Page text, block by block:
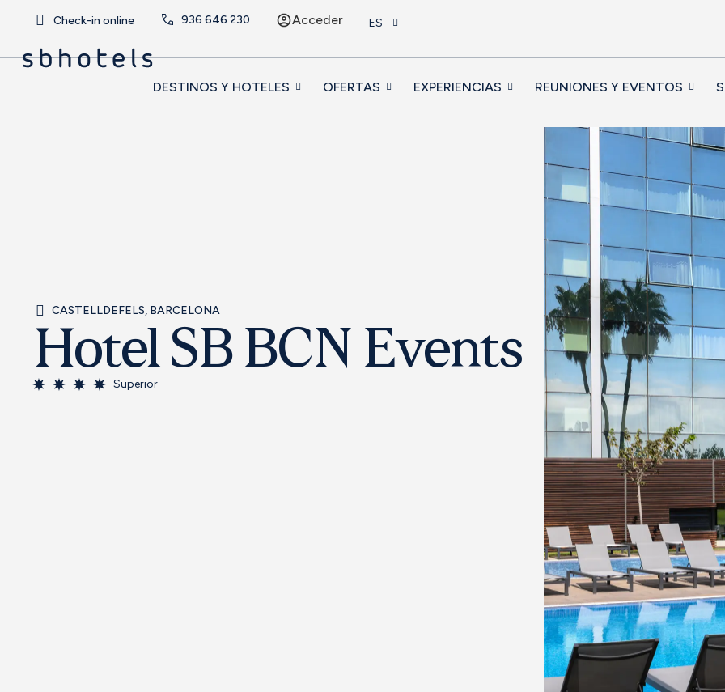
Check-in online 936 646 230 Acceder ES
DESTINOS Y HOTELES OFERTAS EXPERIENCIAS REUNIONES Y EVENTOS
CASTELLDEFELS, BARCELONA
Hotel SB BCN Events
Superior